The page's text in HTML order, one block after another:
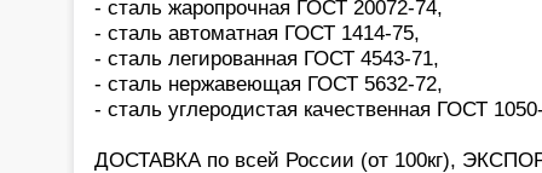
- сталь жаропрочная ГОСТ 20072-74,
- сталь автоматная ГОСТ 1414-75,
- сталь легированная ГОСТ 4543-71,
- сталь нержавеющая ГОСТ 5632-72,
- сталь углеродистая качественная ГОСТ
ДОСТАВКА по всей России (от 100кг),